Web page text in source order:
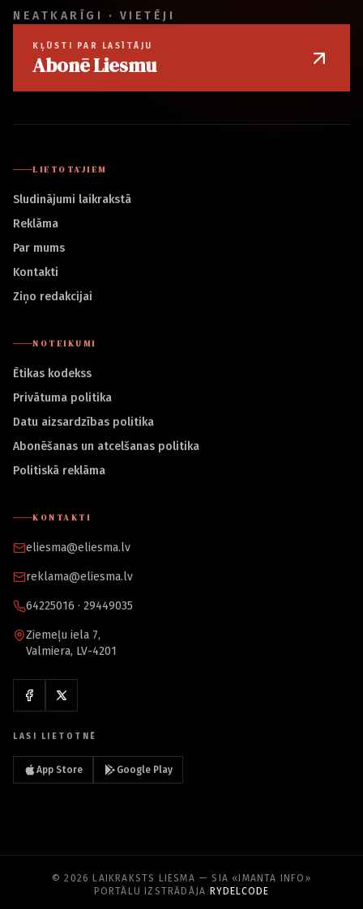
NEATKARĪGI · VIETĒJI
KĻŪSTI PAR LASĪTĀJU
Abonē Liesmu
LIETOTĀJIEM
Sludinājumi laikrakstā
Reklāma
Par mums
Kontakti
Ziņo redakcijai
NOTEIKUMI
Ētikas kodekss
Privātuma politika
Datu aizsardzības politika
Abonēšanas un atcelšanas politika
Politiskā reklāma
KONTAKTI
eliesma@eliesma.lv
reklama@eliesma.lv
64225016 · 29449035
Ziemeļu iela 7,
Valmiera, LV-4201
LASI LIETOTNĒ
App Store Google Play
© 2026 LAIKRAKSTS LIESMA — SIA «IMANTA INFO»
PORTĀLU IZSTRĀDĀJA RYDELCODE